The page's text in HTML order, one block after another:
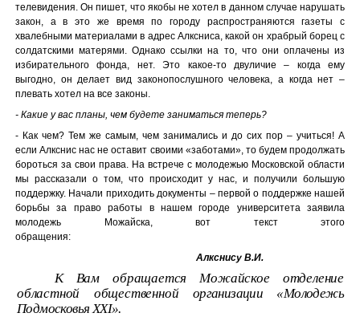
телевидения. Он пишет, что якобы не хотел в данном случае нарушать
закон, а в это же время по городу распространяются газеты с
хвалебными материалами в адрес Алксниса, какой он храбрый борец с
солдатскими матерями. Однако ссылки на то, что они оплачены из
избирательного фонда, нет. Это какое-то двуличие – когда ему
выгодно, он делает вид законопослушного человека, а когда нет –
плевать хотел на все законы.
- Какие у вас планы, чем будете заниматься теперь?
- Как чем? Тем же самым, чем занимались и до сих пор – учиться! А
если Алкснис нас не оставит своими «заботами», то будем продолжать
бороться за свои права. На встрече с молодежью Московской области
мы рассказали о том, что происходит у нас, и получили большую
поддержку. Начали приходить документы – первой о поддержке нашей
борьбы за право работы в нашем городе университета заявила
молодежь Можайска, вот текст этого
обращения:
Алкснису В.И.
К Вам обращается Можайское отделение
областной общественной организации «Молодежь
Подмосковья XXI».